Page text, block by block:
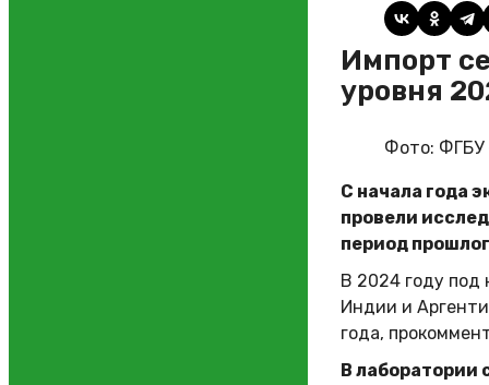
Импорт семян чиа в Россию вырос в полтора раза относительно
уровня
Фото:
С начала года
провели
период
В 2024 году под
Индии и
года,
В лаборатории